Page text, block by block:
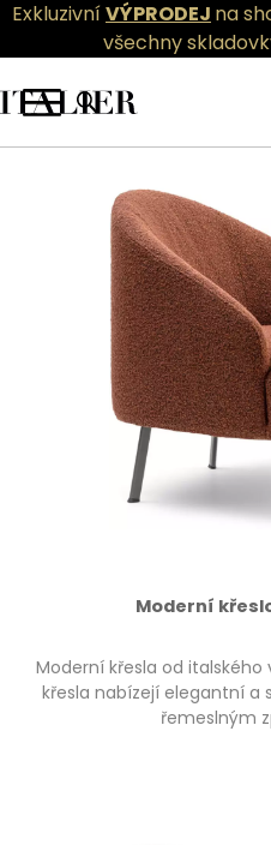
ExkluzivníVÝPRODEJ na
všechny
Moderní
Moderní křesla od
křesla nabízejí elegantní a
řemeslným